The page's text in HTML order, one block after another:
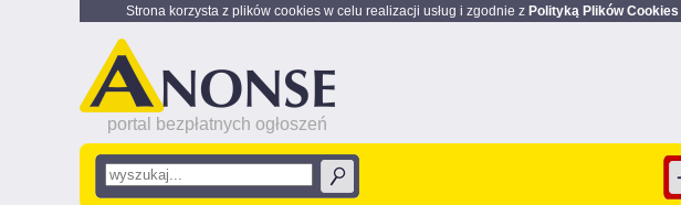
Strona korzysta z plików cookies w celu realizacji usług i zgodnie z Polityką Plików Cookies
portal bezpłatnych ogłoszeń